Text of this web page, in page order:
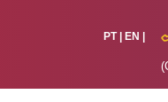
PT| EN